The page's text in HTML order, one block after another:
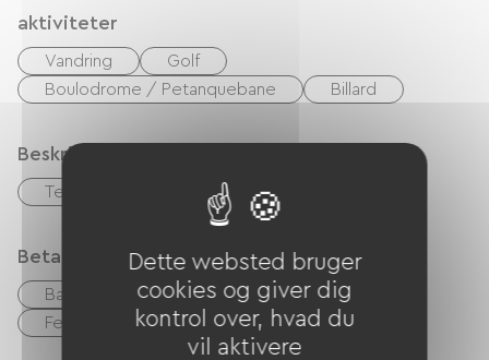
aktiviteter
Vandring
Golf
Boulodrome / Petanquebane
Billard
Beskrivelse
Terrasse Garage
Betalingsmåder
Bank kort
Kontanter
Feriekuponer (ANCV)
Overførsel
Dette websted bruger
cookies og giver dig
kontrol over, hvad du
vil aktivere